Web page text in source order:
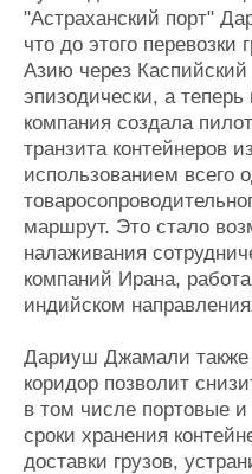
"Астраханский порт"
что до этого
Азию через
эпизодически, а теперь
компания создала
транзита контейнеров
использованием всего
маршрут. Это стало
налаживания
компаний Ирана,
индийском
Дариуш Джамали также
коридор позволит
в том числе портовые
сроки хранения
доставки грузов,